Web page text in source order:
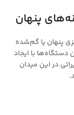
پنهان
پنهان یا گم‌شده
دستگاه‌ها با ایجاد
در این میدان